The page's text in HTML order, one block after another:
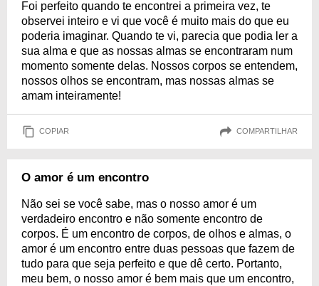
Foi perfeito quando te encontrei a primeira vez, te
observei inteiro e vi que você é muito mais do que eu
poderia imaginar. Quando te vi, parecia que podia ler a
sua alma e que as nossas almas se encontraram num
momento somente delas. Nossos corpos se entendem,
nossos olhos se encontram, mas nossas almas se
amam inteiramente!
COPIAR COMPARTILHAR
O amor é um encontro
Não sei se você sabe, mas o nosso amor é um
verdadeiro encontro e não somente encontro de
corpos. É um encontro de corpos, de olhos e almas, o
amor é um encontro entre duas pessoas que fazem de
tudo para que seja perfeito e que dê certo. Portanto,
meu bem, o nosso amor é bem mais que um encontro,